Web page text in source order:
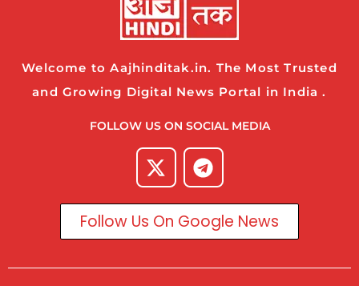
Welcome to Aajhinditak.in. The Most Trusted
and Growing Digital News Portal in India .
FOLLOW US ON SOCIAL MEDIA
Follow Us On Google News